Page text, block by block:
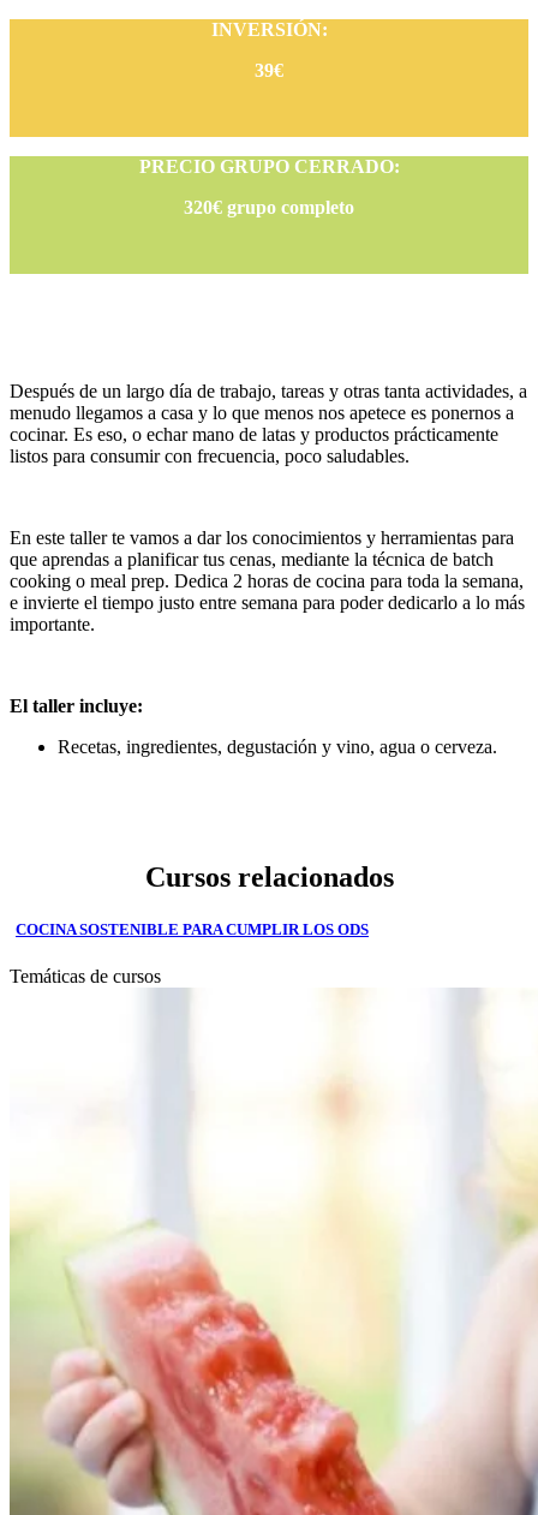
INVERSIÓN:
39€
PRECIO GRUPO CERRADO:
320€ grupo completo
Después de un largo día de trabajo, tareas y otras tanta actividades, a
menudo llegamos a casa y lo que menos nos apetece es ponernos a
cocinar. Es eso, o echar mano de latas y productos prácticamente
listos para consumir con frecuencia, poco saludables.
En este taller te vamos a dar los conocimientos y herramientas para
que aprendas a planificar tus cenas, mediante la técnica de batch
cooking o meal prep. Dedica 2 horas de cocina para toda la semana,
e invierte el tiempo justo entre semana para poder dedicarlo a lo más
importante.
El taller incluye:
Recetas, ingredientes, degustación y vino, agua o cerveza.
Cursos relacionados
COCINA SOSTENIBLE PARA CUMPLIR LOS ODS
Temáticas de cursos